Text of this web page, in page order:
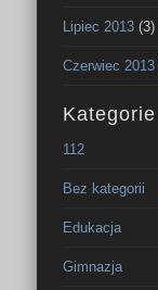
Lipiec 2013 (3)
Czerwiec 2013
Kategorie
112
Bez kategorii
Edukacja
Gimnazja